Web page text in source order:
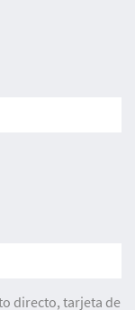
directo, tarjeta de